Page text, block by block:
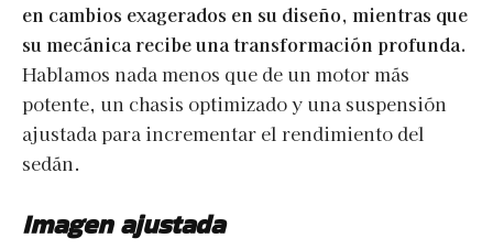
en cambios exagerados en su diseño, mientras que
su mecánica recibe una transformación profunda.
Hablamos nada menos que de un motor más
potente, un chasis optimizado y una suspensión
ajustada para incrementar el rendimiento del
sedán.
Imagen ajustada